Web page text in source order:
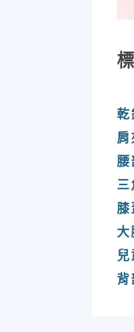
乾
肩
腰
三
膝
大
兒
背